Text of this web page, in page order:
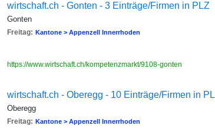
wirtschaft.ch - Gonten - 3 Einträge/Firmen in PLZ
Gonten
Freitag: Kantone > Appenzell Innerrhoden
https://www.wirtschaft.ch/kompetenzmarkt/9108-gonten
wirtschaft.ch - Oberegg - 10 Einträge/Firmen in PL
Oberegg
Freitag: Kantone > Appenzell Innerrhoden